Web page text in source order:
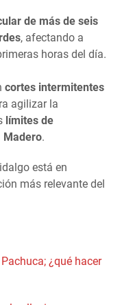
de más de seis
, afectando a
horas del día.
cortes intermitentes
agilizar la
límites de
Madero.
está en
más relevante del
¿qué hacer